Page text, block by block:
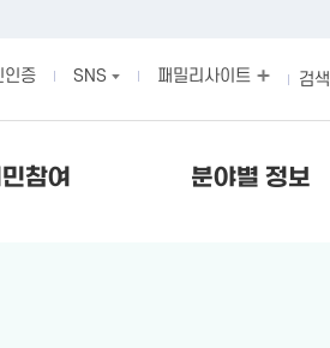
참여 분야별 정보
인증 SNS 패밀리사이트 검색